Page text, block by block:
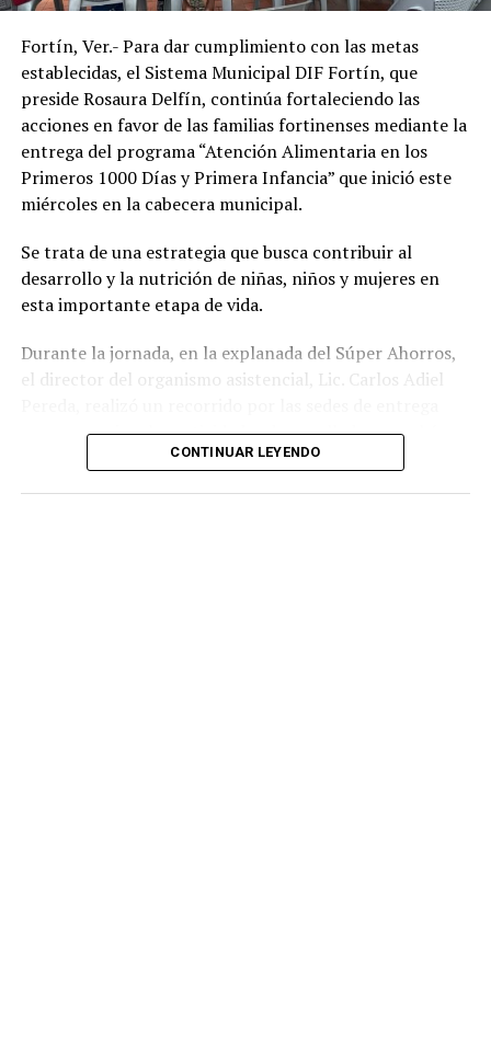
de vida de la población.
Fortín, Ver.- Para dar cumplimiento con las metas
establecidas, el Sistema Municipal DIF Fortín, que
preside Rosaura Delfín, continúa fortaleciendo las
acciones en favor de las familias fortinenses mediante la
entrega del programa “Atención Alimentaria en los
Primeros 1000 Días y Primera Infancia” que inició este
miércoles en la cabecera municipal.
Se trata de una estrategia que busca contribuir al
desarrollo y la nutrición de niñas, niños y mujeres en
esta importante etapa de vida.
Durante la jornada, en la explanada del Súper Ahorros,
el director del organismo asistencial, Lic. Carlos Adiel
para supervisar las actividades desarrolladas por el área
de Plan Alimentario, reconociendo el compromiso y la
CONTINUAR LEYENDO